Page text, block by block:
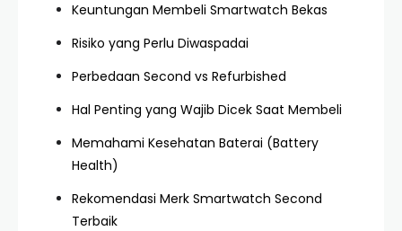
Keuntungan Membeli Smartwatch Bekas
Risiko yang Perlu Diwaspadai
Perbedaan Second vs Refurbished
Hal Penting yang Wajib Dicek Saat Membeli
Memahami Kesehatan Baterai (Battery
Health)
Rekomendasi Merk Smartwatch Second
Terbaik